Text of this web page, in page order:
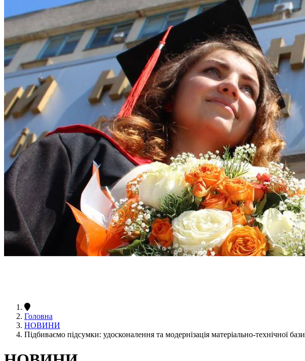
Головна
НОВИНИ
Підбиваємо підсумки: удосконалення та модернізація матеріально-технічної бази